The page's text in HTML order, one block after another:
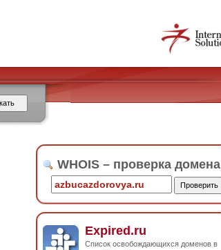
WHOIS – проверка домена
Expired.ru
Список освобождающихся доменов в